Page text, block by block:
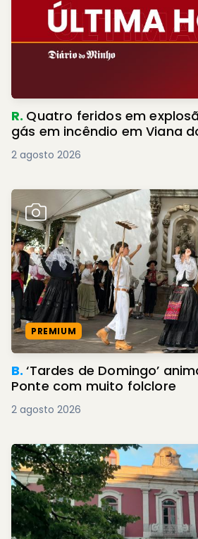
R. Quatro feridos em
gás em incêndio em Viana
2 agosto 2026
PREMIUM
B.‘Tardes de Domingo’
Ponte com muito folclore
2 agosto 2026